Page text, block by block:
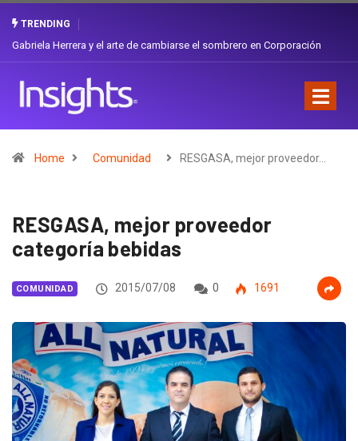
TRENDING
Gabriela Herrera y el arte de cambiarse el sombrero en Corporación
Home Comunidad RESGASA, mejor proveedor…
RESGASA, mejor proveedor
categoría bebidas
COMUNIDAD 2015/07/08 0 1691